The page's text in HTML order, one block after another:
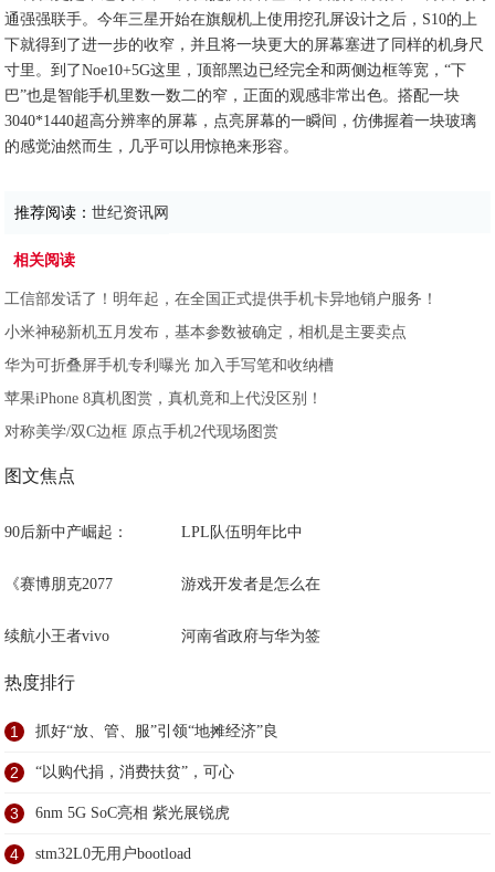
通强强联手。今年三星开始在旗舰机上使用挖孔屏设计之后，S10的上
下就得到了进一步的收窄，并且将一块更大的屏幕塞进了同样的机身尺
寸里。到了Noe10+5G这里，顶部黑边已经完全和两侧边框等宽，“下
巴”也是智能手机里数一数二的窄，正面的观感非常出色。搭配一块
3040*1440超高分辨率的屏幕，点亮屏幕的一瞬间，仿佛握着一块玻璃
的感觉油然而生，几乎可以用惊艳来形容。
推荐阅读：世纪资讯网
相关阅读
工信部发话了！明年起，在全国正式提供手机卡异地销户服务！
小米神秘新机五月发布，基本参数被确定，相机是主要卖点
华为可折叠屏手机专利曝光 加入手写笔和收纳槽
苹果iPhone 8真机图赏，真机竟和上代没区别！
对称美学/双C边框 原点手机2代现场图赏
图文焦点
90后新中产崛起： LPL队伍明年比中
《赛博朋克2077 游戏开发者是怎么在
续航小王者vivo 河南省政府与华为签
热度排行
1 抓好“放、管、服”引领“地摊经济”良
2 “以购代捐，消费扶贫”，可心
3 6nm 5G SoC亮相 紫光展锐虎
4 stm32L0无用户bootload